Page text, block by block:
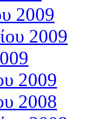
2009
2009
2009
2008